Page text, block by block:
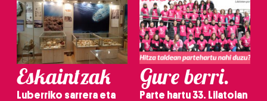
Eskaintzak
Luberriko sarrera eta
Gure berri.
Parte hartu 33. Lilatoian